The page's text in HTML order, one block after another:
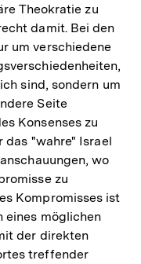
Theokratie zu
damit. Bei den
um verschiedene
sind, sondern um
Seite
Konsenses zu
das "wahre" Israel
wo
zu
Kompromisses ist
eines möglichen
der direkten
treffender